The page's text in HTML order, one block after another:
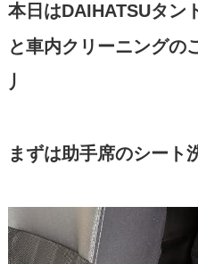
本日はDAIHATSUタン
と車内クリーニングの
丿
まずは助手席のシート